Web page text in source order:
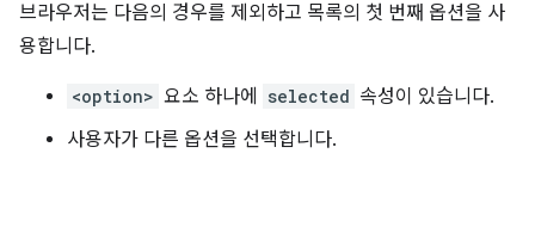
브라우저는 다음의 경우를 제외하고 목록의 첫 번째 옵션을 사
용합니다.
<option> 요소 하나에 selected 속성이 있습니다.
사용자가 다른 옵션을 선택합니다.